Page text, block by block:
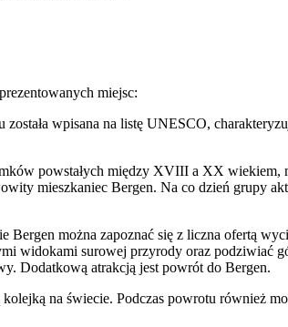
miejsc:
wpisana na listę UNESCO,
powstałych między XVIII a XX
mieszkaniec Bergen. Na co dzień grupy
Bergen można zapoznać się z liczna ofertą
widokami surowej przyrody oraz podziwiać
Dodatkową atrakcją jest powrót do Bergen.
na świecie. Podczas powrotu również